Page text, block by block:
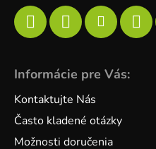
Informácie pre Vás:
Kontaktujte Nás
Často kladené otázky
Možnosti doručenia